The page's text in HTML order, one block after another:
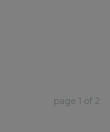
page 1 of 2